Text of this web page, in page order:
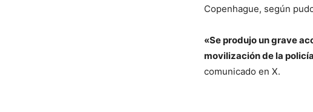
Copenhague, según
«Se produjo un grave
movilización de la
comunicado en X.